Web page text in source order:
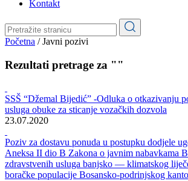
Pale-Prača
Kontakt
Javni pozivi
Rezultati pretrage za ""